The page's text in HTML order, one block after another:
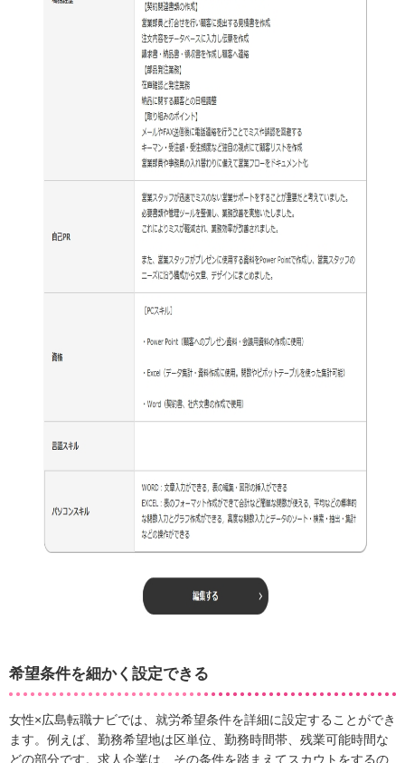
希望条件を細かく設定できる
女性×広島転職ナビでは、就労希望条件を詳細に設定することができ
ます。例えば、勤務希望地は区単位、勤務時間帯、残業可能時間な
どの部分です。求人企業は、その条件を踏まえてスカウトをするの